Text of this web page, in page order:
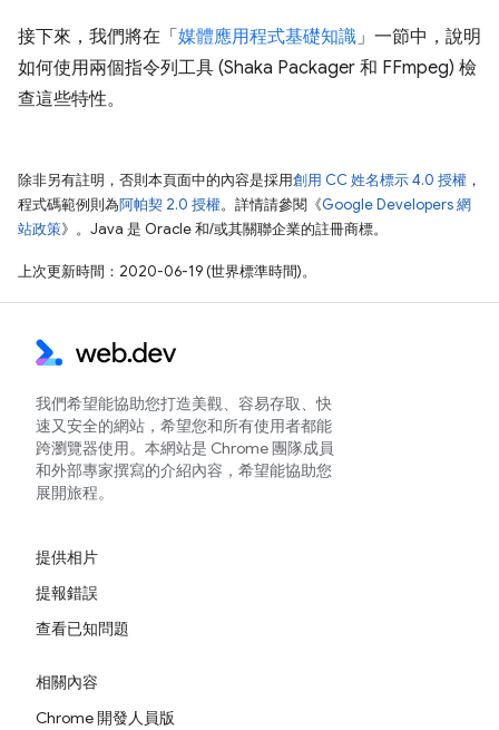
接下來，我們將在「媒體應用程式基礎知識 」一節中，說明
如何使用兩個指令列工具 (Shaka Packager 和 FFmpeg) 檢
查這些特性。
除非另有註明，否則本頁面中的內容是採用創用 CC 姓名標示 4.0 授權 ，
程式碼範例則為阿帕契 2.0 授權。詳情請參閱《Google Developers 網
站政策》。Java 是 Oracle 和/或其關聯企業的註冊商標。
上次更新時間：2020-06-19 (世界標準時間)。
我們希望能協助您打造美觀、容易存取、快
速又安全的網站，希望您和所有使用者都能
跨瀏覽器使用。本網站是 Chrome 團隊成員
和外部專家撰寫的介紹內容，希望能協助您
展開旅程。
提供相片
提報錯誤
查看已知問題
相關內容
Chrome 開發人員版